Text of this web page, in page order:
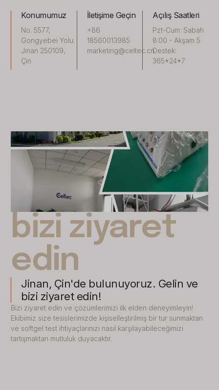
Konumumuz
No. 5577,
Gongyebei Yolu.
Jinan 250109,
Çin
İletişime Geçin
+86
18560013985
marketing@celtec.cn
Açılış Saatleri
Pzt-Cum: Sabah
8:00 - Akşam 5
Destek:
365*24*7
bizi ziyaret
edin
Jinan, Çin'de bulunuyoruz. Gelin ve
bizi ziyaret edin!
Bizi ziyaret edin ve çözümlerimizi ilk elden deneyimleyin!
Ekibimiz size tesislerimizde kişiselleştirilmiş bir tur sunmaktan
ve softgel test ihtiyaçlarınızı nasıl karşılayabileceğimizi
tartışmaktan mutluluk duyacaktır.